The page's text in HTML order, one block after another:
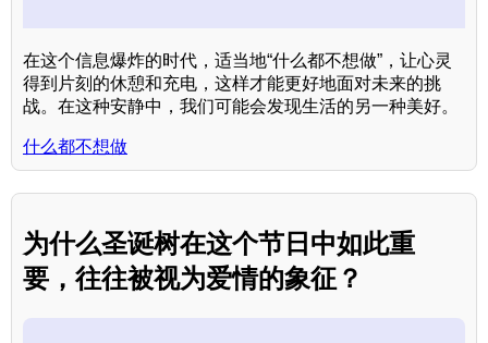
在这个信息爆炸的时代，适当地“什么都不想做”，让心灵
得到片刻的休憩和充电，这样才能更好地面对未来的挑
战。在这种安静中，我们可能会发现生活的另一种美好。
什么都不想做
为什么圣诞树在这个节日中如此重
要，往往被视为爱情的象征？